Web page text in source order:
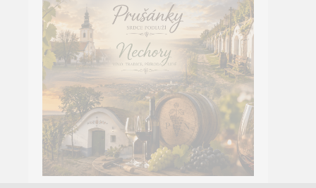
PRUŠÁNKY A NECHORY
Sample text. Click to select the text box. Click
again or double click to start editing the text.
VÍCE